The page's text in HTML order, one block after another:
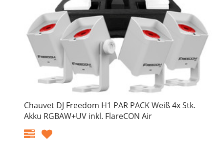
Chauvet DJ Freedom H1 PAR PACK Weiß 4x Stk.
Akku RGBAW+UV inkl. FlareCON Air